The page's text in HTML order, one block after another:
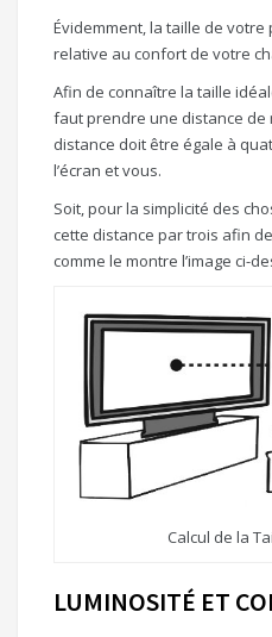
Évidemment, la taille de
relative au confort de votre
Afin de connaître la taille
faut prendre une distance de
distance doit être égale à
l’écran et vous.
Soit, pour la simplicité des
cette distance par trois afin
comme le montre l’image ci-
Calcul de la
LUMINOSITÉ ET